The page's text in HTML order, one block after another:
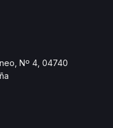
Nº 4, 04740